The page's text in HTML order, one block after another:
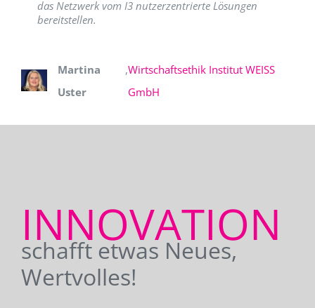
das Netzwerk vom I3 nutzerzentrierte Lösungen
bereitstellen.
Martina
Uster
,Wirtschaftsethik Institut WEISS
GmbH
INNOVATION
schafft etwas Neues,
Wertvolles!